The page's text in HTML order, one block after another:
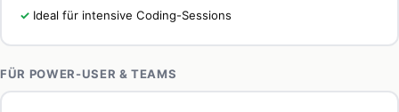
Ideal für intensive Coding-Sessions
FÜR POWER-USER & TEAMS